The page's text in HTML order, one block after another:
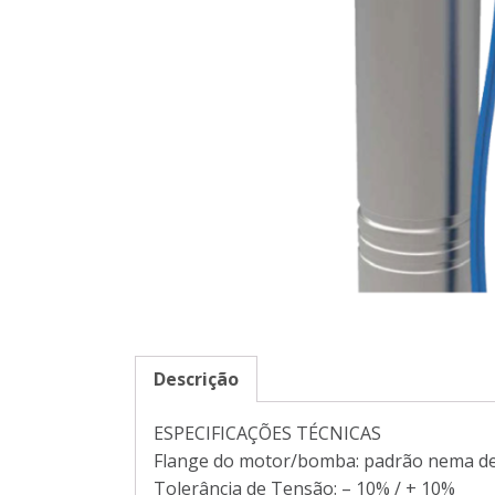
Descrição
ESPECIFICAÇÕES TÉCNICAS
Flange do motor/bomba: padrão nema
Tolerância de Tensão: – 10% / + 10%